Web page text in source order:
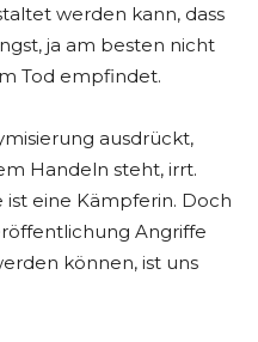
werden kann, dass
ja am besten nicht
Tod empfindet.
ausdrückt,
Handeln steht, irrt.
ist eine Kämpferin. Doch
Angriffe
können, ist uns